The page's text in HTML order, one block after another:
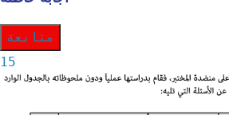
متابعة
15